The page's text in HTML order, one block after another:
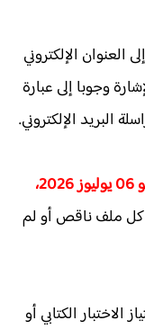
الإلكتروني
وجوبا إلى عبارة
البريد الإلكتروني.
و 06 يوليوز 2026،
كل ملف ناقص أو لم
الكتابي أو